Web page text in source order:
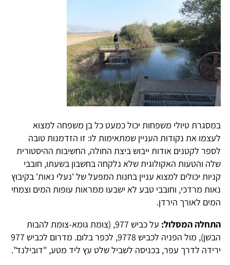
במסגרת טיולי משפחות יכול כמעט כל בן משפחה למצוא
לעצמו את נקודות העניין שמתאימות לו: זו הזדמנות טובה
לספר לקטנים אודות ייבוש ביצת החולה, החשיבות ההיסטורית
שלה והטעות האקולוגית שלא נלקחה בחשבון בשעתו, חובבי
קניות יכולים למצוא עניין בחנות המפעל של 'נעלי נאות' בקיבוץ
נאות מרדכי, וחובבי טבע לא ישבעו ממראות עופות המים וצמחי
המים לאורך הירדן.
התחלה המסלול:
על כביש 977, (צומת גומא-צומת להבות
הבשן), מול הפניה לכביש 9778, לכפר בלום. מדרום לכביש 977
ירידה לדרך עפר, בכניסה לשביל שלט עץ ליד מטע, "דובילנד".